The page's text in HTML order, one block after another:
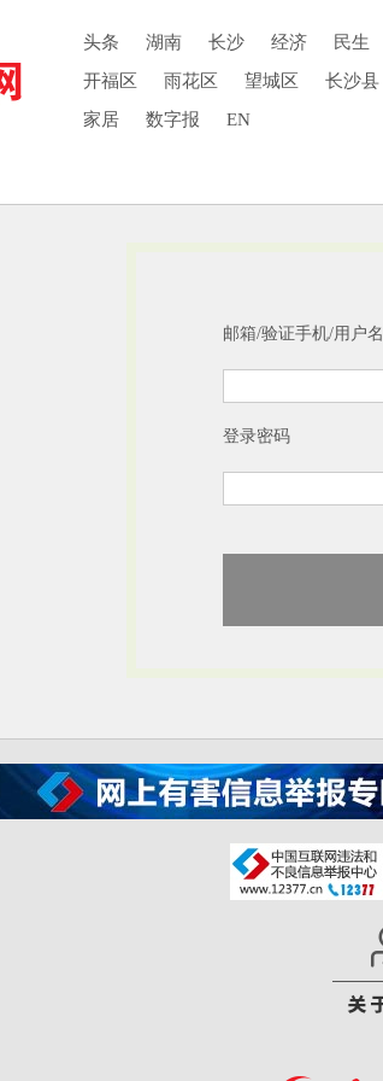
头条 湖南 长沙 经济 民生
开福区
雨花区 望城区 长沙县
家居
数字报 EN
邮箱/验证手机/用户名
登录密码